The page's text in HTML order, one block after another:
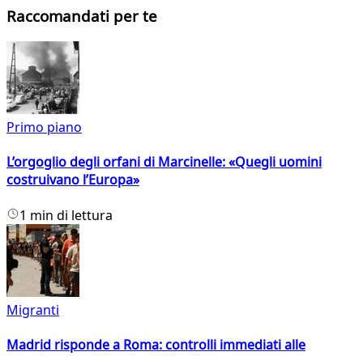
Raccomandati per te
Primo piano
L’orgoglio degli orfani di Marcinelle: «Quegli uomini
costruivano l’Europa»
1 min di lettura
Migranti
Madrid risponde a Roma: controlli immediati alle